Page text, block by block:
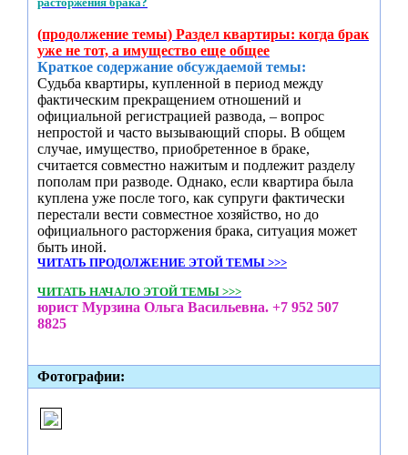
(продолжение темы) Раздел квартиры: когда брак
уже не тот, а имущество еще общее
Краткое содержание обсуждаемой темы:
Судьба квартиры, купленной в период между
фактическим прекращением отношений и
официальной регистрацией развода, – вопрос
непростой и часто вызывающий споры. В общем
случае, имущество, приобретенное в браке,
считается совместно нажитым и подлежит разделу
пополам при разводе. Однако, если квартира была
куплена уже после того, как супруги фактически
перестали вести совместное хозяйство, но до
официального расторжения брака, ситуация может
быть иной.
ЧИТАТЬ ПРОДОЛЖЕНИЕ ЭТОЙ ТЕМЫ >>>
ЧИТАТЬ НАЧАЛО ЭТОЙ ТЕМЫ >>>
юрист Мурзина Ольга Васильевна. +7 952 507
8825
Фотографии: